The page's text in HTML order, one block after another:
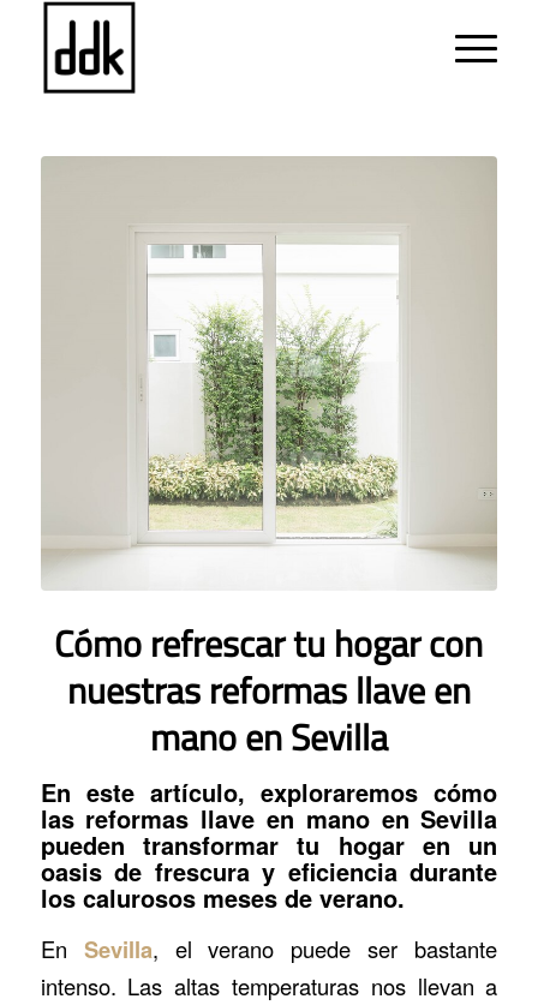
Cómo refrescar tu hogar con
nuestras reformas llave en
mano en Sevilla
En este artículo, exploraremos cómo
las reformas llave en mano en Sevilla
pueden transformar tu hogar en un
oasis de frescura y eficiencia durante
los calurosos meses de verano.
En Sevilla, el verano puede ser bastante
intenso. Las altas temperaturas nos llevan a